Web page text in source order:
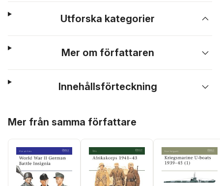
Utforska kategorier
Mer om författaren
Innehållsförteckning
Mer från samma författare